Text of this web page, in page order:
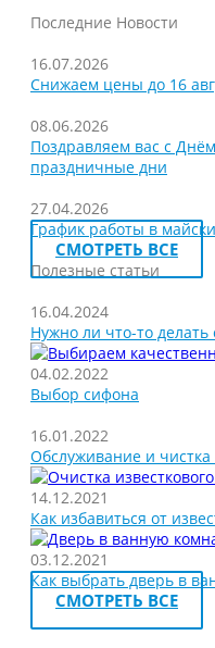
Последние Новости
16.07.2026
Снижаем цены до 16
08.06.2026
Поздравляем вас с
праздничные дни
27.04.2026
График работы в
СМОТРЕТЬ ВСЕ
Полезные статьи
16.04.2024
Нужно ли что-то делать
04.02.2022
Выбор сифона
16.01.2022
Обслуживание и
14.12.2021
Как избавиться от
03.12.2021
Как выбрать дверь в
СМОТРЕТЬ ВСЕ